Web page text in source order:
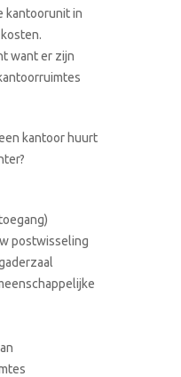
kantoorunit in
want er zijn
kantoor huurt
postwisseling